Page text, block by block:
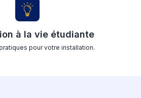
à la vie étudiante
pour votre installation.